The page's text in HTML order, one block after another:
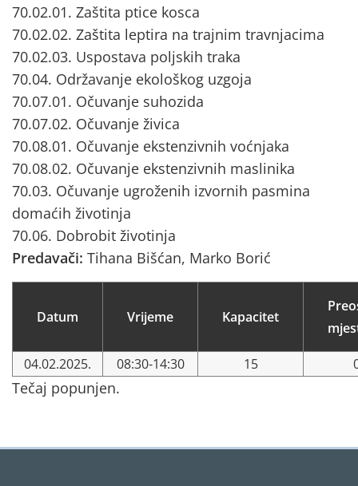
70.02.01. Zaštita ptice kosca
70.02.02. Zaštita leptira na trajnim travnjacima
70.02.03. Uspostava poljskih traka
70.04. Održavanje ekološkog uzgoja
70.07.01. Očuvanje suhozida
70.07.02. Očuvanje živica
70.08.01. Očuvanje ekstenzivnih voćnjaka
70.08.02. Očuvanje ekstenzivnih maslinika
70.03. Očuvanje ugroženih izvornih pasmina
domaćih životinja
70.06. Dobrobit životinja
Predavači: Tihana Bišćan, Marko Borić
Datum Vrijeme Kapacitet
04.02.2025. 08:30-14:30 15
Tečaj popunjen.